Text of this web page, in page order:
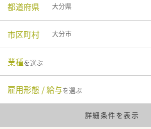
都道府県 大分県
市区町村 大分市
業種を選ぶ
雇用形態 / 給与を選ぶ
詳細条件を表示